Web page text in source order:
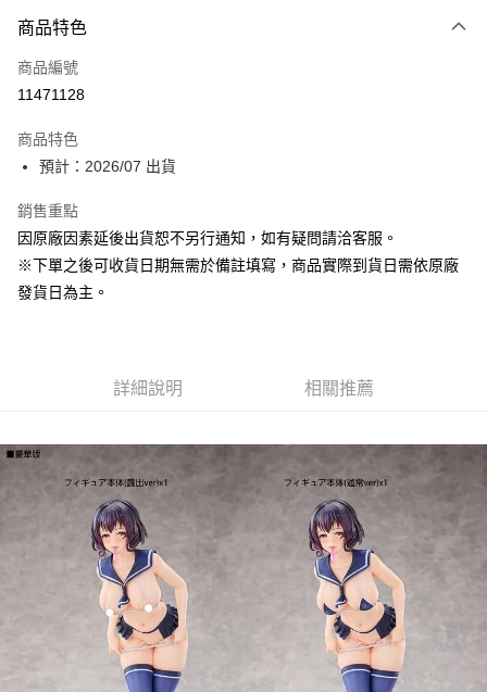
信用卡一次付款
Apple Pay
相關說明
【大哥付你分期使用說明】
2.付款方式選擇「大哥付你分期」，訂單成立後會自動跳轉到大哥付的交易
流程，驗證手機門號後，選擇欲分期的期數、繳款截止日，確認付款後即完
成交易。
3.實際核准額度、可分期數及費用金額請依後續交易確認頁面所載為準。
4.訂單成立30分鐘內，如未前往確認交易或遇審核未通過，訂單將自動取
【注意事項】
1.本服務係由「台灣大哥大股份有限公司」（以下簡稱本公司）所提供，讓
用戶於交易時，得透過本服務購買商品或服務，並由商店將買賣／分期付款
買賣價金債權讓與本公司後，依約使用本公司帳單繳交帳款。
2.基於同意付款使用「大哥付你分期」之契約關係目的，商店將以您的個人
資料（包含姓名、電話或地址）提供予台灣大哥大進項蒐集、處理及利用，
由本公司與您本人進行分期帳單所需資料之確認、核對及更正。
3.完整用戶服務條款，請詳閱以下連結：
https://oppay.tw/userRule
運送方式
預購-宅配(舊)
每筆NT$160，滿NT$3,000(含以上)免運費
免運費
商品特色
商品編號
11471128
商品特色
預計：2026/07 出貨
銷售重點
因原廠因素延後出貨恕不另行通知，如有疑問請洽客服。
※下單之後可收貨日期無需於備註填寫，商品實際到貨日需依原廠
發貨日為主。
詳細說明 相關推薦